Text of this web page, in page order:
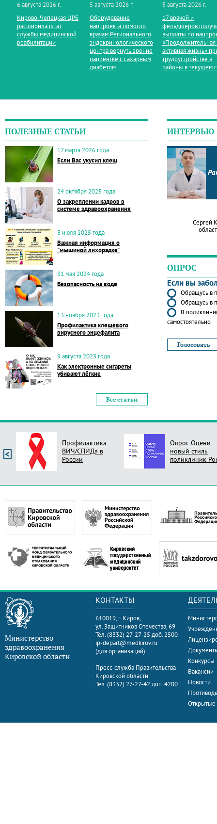
6 августа 2026 г.
Кирово‑Чепецкая ЦРБ
расширила штат
службы медицинской
реабилитации
5 августа 2026 г.
Оборудование
нацпроекта помогло
врачам Регионального
эндокринологического
центра вернуть зрение
пациентке с сахарным
диабетом
5 августа 2026 г.
17 врачей и
фельдшеров
выплаты по
«Продолжительная
активная жизнь»
трудоустройстве в
районы в текущем
ПОЛЕЗНЫЕ СТАТЬИ
17 марта 2026 года
Если Вас укусил клещ
24 октября 2025 года
О закреплении кадров в
системе здравоохранения
3 июля 2025 года
Важная информация о
"мышиной лихорадке"
31 мая 2024 года
Безопасность на воде
13 ноября 2023 года
Профилактика клещевого
вирусного энцефалита
9 августа 2023 года
Как электронные сигареты
убивают лёгкие
Все статьи
ИНТЕРВЬЮ
Сергей
ОПРОС
Если вы
Обращусь в
Обращусь в
В
самостоятельно
Профилактика
ВИЧ/СПИДа в
России
Опрос Оцени
новый стиль
поликлиник
Министерство
здравоохранения
Кировской области
КОНТАКТЫ
610019, г. Киров,
ул. Защитников Отечества, 69
Тел. (8332) 27-27-25 доб. 2500
ip-depart@medkirov.ru
(для организаций)
Пресс-служба Правительства
Кировской области
Тел. (8332) 27-27-42 доп. 4200
Конкурсы
Вакансии
Новости